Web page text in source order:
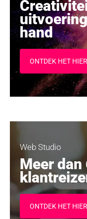
hand
ONTDEK HET HIER
Web Studio
Meer dan
ONTDEK HET HIER
E-mailadres
Bericht